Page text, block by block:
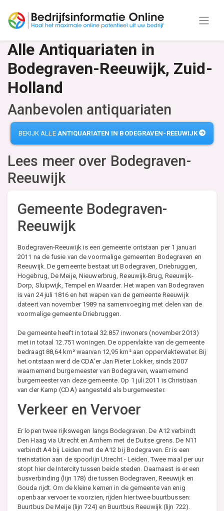
Alle Antiquariaten in
Bodegraven-Reeuwijk, Zuid-
Holland
Aanbevolen antiquariaten
BEKIJK ALLE ANTIQUARIATEN IN BODEGRAVEN-REEUWIJK
Lees meer over Bodegraven-
Reeuwijk
Gemeente Bodegraven-
Reeuwijk
Bodegraven-Reeuwijk is een gemeente ontstaan per 1 januari
2011 na de fusie van de voormalige gemeenten Bodegraven en
Reeuwijk. De gemeente bestaat uit Bodegraven, Driebruggen,
Hogebrug, De Meije, Nieuwerbrug, Reeuwijk-Brug, Reeuwijk-
Dorp, Sluipwijk, Tempel en Waarder. Het wapen van Bodegraven
is van 24 juli 1816 en het wapen van de gemeente Reeuwijk
dateert van november 1989 na samenvoeging met delen van de
voormalige gemeente Driebruggen.
De gemeente heeft in totaal 32.857 inwoners (november 2013)
met in totaal 12.751 woningen. De oppervlakte van de gemeente
bedraagt 88,64 km² waarvan 12,95 km² aan oppervlaktewater. Bij
het ontstaan werd de CDA'er Jan Pieter Lokker, sinds 2007
waarnemend burgemeester van Bodegraven, waarnemend
burgemeester van deze gemeente. Op 1 juli 2011 is Christiaan
van der Kamp (CDA) aangesteld als burgemeester.
Verkeer en Vervoer
Er lopen twee rijkswegen langs Bodegraven. De A12 verbindt
Den Haag via Utrecht en Arnhem met de Duitse grens. De N11
verbindt A4 bij Leiden met de A12 bij Bodegraven. Er is een
treinstation aan de spoorlijn Utrecht - Leiden. Twee maal per uur
stopt hier de Intercity tussen beide steden. Daarnaast is er een
busverbinding (lijn 178) die tussen Bodegraven, Reeuwijk en
Gouda rijdt. Om de kleine kernen in de gemeente van enig
openbaar vervoer te voorzien, rijden hier twee buurtbussen:
Buurtbus De Meije (lijn 724) en Buurtbus Reeuwijk (lijn 722).